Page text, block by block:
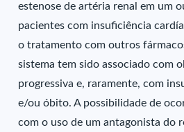
estenose de artéria renal em um
pacientes com insuficiência
o tratamento com outros
sistema tem sido associado com
progressiva e, raramente, com
e/ou óbito. A possibilidade de
com o uso de um antagonista do